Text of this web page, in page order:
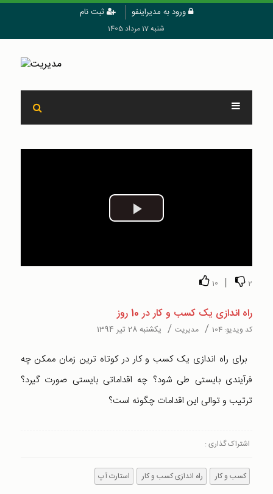
ورود به مدیراینفو ثبت نام
شنبه 17 مرداد 1405
Play
2
|
10
راه اندازی یک کسب و کار در 10 روز
کد ویدیو: 104
/ مدیریت/ یکشنبه 28 تیر 1394
برای راه اندازی یک کسب و کار در کوتاه ترین زمان ممکن چه
فرآیندی بایستی طی شود؟ چه اقداماتی بایستی صورت گیرد؟
ترتیب و توالی این اقدامات چگونه است؟
اشتراک گذاری :
کسب و کار راه اندازی کسب و کار استارت آپ